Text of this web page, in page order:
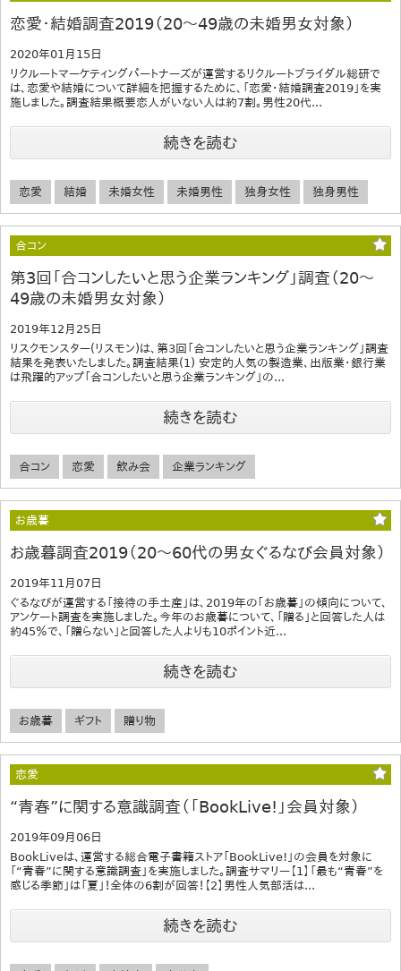
恋愛・結婚調査2019（20～49歳の未婚男女対象）
2020年01月15日
リクルートマーケティングパートナーズが運営するリクルートブライダル総研で
は、恋愛や結婚について詳細を把握するために、「恋愛・結婚調査2019」を実
施しました。調査結果概要恋人がいない人は約7割。男性20代...
続きを読む
恋愛 結婚 未婚女性 未婚男性 独身女性 独身男性
合コン
第3回「合コンしたいと思う企業ランキング」調査（20～
49歳の未婚男女対象）
2019年12月25日
リスクモンスター(リスモン)は、第3回「合コンしたいと思う企業ランキング」調査
結果を発表いたしました。調査結果(1) 安定的人気の製造業、出版業・銀行業
は飛躍的アップ「合コンしたいと思う企業ランキング」の...
続きを読む
合コン 恋愛 飲み会 企業ランキング
お歳暮
お歳暮調査2019（20～60代の男女ぐるなび会員対象）
2019年11月07日
ぐるなびが運営する「接待の手土産」は、2019年の｢お歳暮｣の傾向について、
アンケート調査を実施しました。今年のお歳暮について、「贈る」と回答した人は
約45％で、「贈らない」と回答した人よりも10ポイント近...
続きを読む
お歳暮 ギフト 贈り物
恋愛
“青春”に関する意識調査（「BookLive!」会員対象）
2019年09月06日
BookLiveは、運営する総合電子書籍ストア「BookLive!」の会員を対象に
「“青春”に関する意識調査」を実施しました。調査サマリー【1】「最も“青春”を
感じる季節」は「夏」！全体の6割が回答！【2】男性人気部活は...
続きを読む